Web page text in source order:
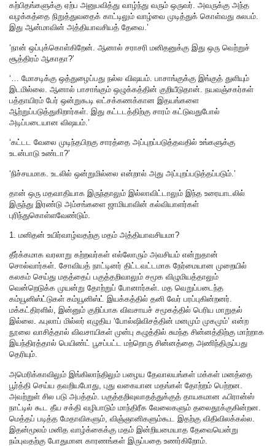
கற்பிதங்களுக்கு ஏற்ப அனுபவித்து வாழ்ந்து வரும் ஒருவர். அவருக்கு அந்த
வழக்கத்தை நிறுத்துவதைக் காட்டிலும் வாழ்வை முடித்துக் கொள்வது சுலபம்.
இது ஆன்மாவின் அத்தியாவசியத் தேவை.’
‘நான் ஒப்புக்கொள்கிறேன். ஆனால் சராசரி மனிதனுக்கு இது ஒரு வெற்றுச்
சூத்திரம் ஆகாதா?’
‘… மோசடிக்கு ஒத்துழைப்பது நல்ல விஷயம். பாசாங்குக்கு இங்குத் துளியும்
இடமில்லை. ஆனால் பாசாங்கும் ஒழுக்கத்தின் குறியீடுதான். நயவஞ்சகர்கள்
பத்தாயிரம் பேர் ஒன்றுகூடி லட்சக்கணக்கான இதயங்களை
ஆற்றுப்படுத்துகிறார்கள். இது கட்டடத்திற்கு சாரம் கட்டுவதுபோல்
அடிப்படையான விஷயம்.’
‘கட்டட வேலை முடிந்தபிறகு சாரத்தை அப்புறப்படுத்தவதில் உங்களுக்கு
உடன்பாடு உண்டா?’
‘நிச்சயமாக. உடலில் ஒன்றுமில்லை என்றால் அது அப்புறப்படுத்தப்படும்.’
தான் ஒரு மதவாதியாக இருந்தாலும் இல்லாவிட்டாலும் இந்த உரையாடலில்
இருந்து இரண்டு அம்சங்களை ஜாமியாவின் கல்வியாளர்கள்
புரிந்துகொள்ளவேண்டும்.
1. மனிதன் உயிர்வாழ்வதற்கு மதம் அத்தியாவசியமா?
தீர்க்கமாக வரலாறு கற்றவர்கள் எல்லோரும் அவசியம் என்றுதான்
சொல்வார்கள். சோவியத் நாட்டினர் திட்டவட்டமாக நேர்மையான முறையில்
கலகம் செய்து மதத்தைப் பகுத்தறிவாலும் சமூக விழுமியத்தாலும்
வென்றெடுக்க முயன்று தோற்றுப் போனார்கள். மத வெறுப்படைந்த
கம்யூனிஸ்ட்டுகள் கம்யூனிஸ்ட் இயக்கத்தில் தனி வேர் பரப்புகின்றனர்.
மக்கட்திரளில், இன்னும் குறிப்பாக விவசாயச் சமூகத்தில் பெரிய மாறுதல்
இல்லை. ஃபுலாப் மில்லர் எழுதிய ‘போல்ஷிவிசத்தின் மனமும் முகமும்’ என்ற
நூலை வாசித்தால் விவசாயிகள் முன்பு கழுத்தில் சுமந்த சின்னத்திற்கு மாற்றாக
இயந்திரத்தால் பெயிண்ட் பூசப்பட்ட மற்றொரு சின்னத்தை அணிந்திருப்பது
தெரியும்.
அமெரிக்காவிலும் இங்கிலாந்திலும் பழைய தேவாலயங்கள் மக்கள் மனத்தை
பூர்த்தி செய்ய தவறியபோது, புது வகையான மதங்கள் தோற்றம் பெற்றன.
அவற்றுள் சில படு அபத்தம். பகுத்தறிவுவாதத்துக்குத் தாயகமான ஃபிரான்ஸ்
நாட்டில் கூட தீய சக்தி வழிபாடும் மாந்திரீக வேலைகளும் தலைதூக்குகின்றன.
மெத்தப் படித்த மேதாவிகளும், விஞ்ஞானிகளும்கூட இதற்கு விதிவிலக்கல்ல.
இதன்மூலம் மனித வாழ்க்கைக்கு மதம் இன்றியமையாத தேவையென்று
நம்புவதற்கு போதுமான காரணங்கள் இருப்பதை உணர்கிறோம்.